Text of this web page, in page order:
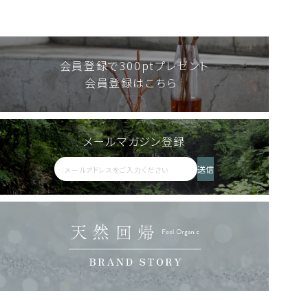
会員登録で300ptプレゼント
会員登録はこちら
メールマガジン登録
送信